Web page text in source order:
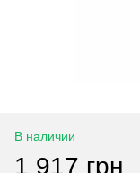
В наличии
1 917 грн